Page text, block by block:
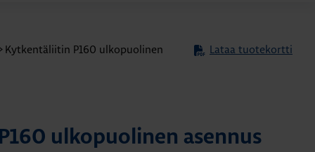
> Kytkentäliitin P160 ulkopuolinen
Lataa tuotekortti
ulkopuolinen asennus